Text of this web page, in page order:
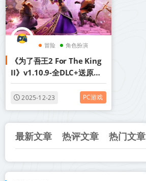
冒险 角色扮演
策略
《为了吾王2 For The King
II》v1.10.9-全DLC+送原声
带【单机+联机】丨中文版网
盘下载
2025-12-23 PC游戏
最新文章 热评文章 热门文章